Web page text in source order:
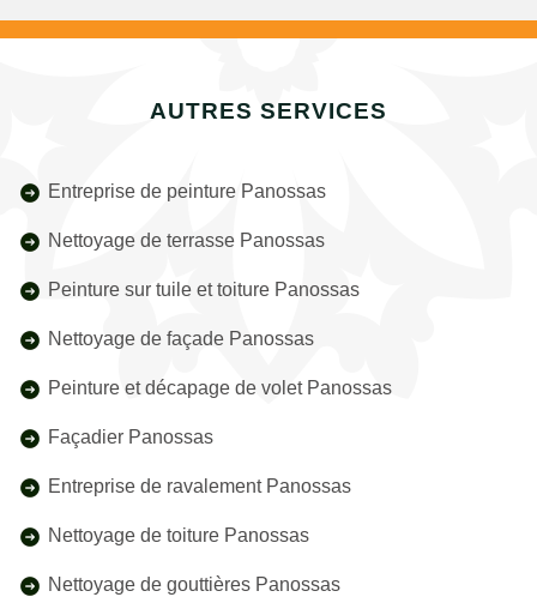
AUTRES SERVICES
Entreprise de peinture Panossas
Nettoyage de terrasse Panossas
Peinture sur tuile et toiture Panossas
Nettoyage de façade Panossas
Peinture et décapage de volet Panossas
Façadier Panossas
Entreprise de ravalement Panossas
Nettoyage de toiture Panossas
Nettoyage de gouttières Panossas